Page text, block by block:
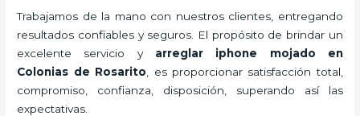
Trabajamos de la mano con nuestros clientes, entregando
resultados confiables y seguros. El propósito de brindar un
excelente servicio y arreglar iphone mojado en
Colonias de Rosarito , es proporcionar satisfacción total,
compromiso, confianza, disposición, superando así las
expectativas.